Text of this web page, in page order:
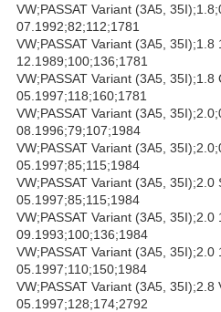
VW;PASSAT Variant (3A5,
07.1992;82;112;1781
VW;PASSAT Variant (3A5, 35I);1.8
12.1989;100;136;1781
VW;PASSAT Variant (3A5,
05.1997;118;160;1781
VW;PASSAT Variant (3A5,
08.1996;79;107;1984
VW;PASSAT Variant (3A5,
05.1997;85;115;1984
VW;PASSAT Variant (3A5, 35I);2.0
05.1997;85;115;1984
VW;PASSAT Variant (3A5, 35I);2.0
09.1993;100;136;1984
VW;PASSAT Variant (3A5, 35I);2.0
05.1997;110;150;1984
VW;PASSAT Variant (3A5, 35I);2.8
05.1997;128;174;2792